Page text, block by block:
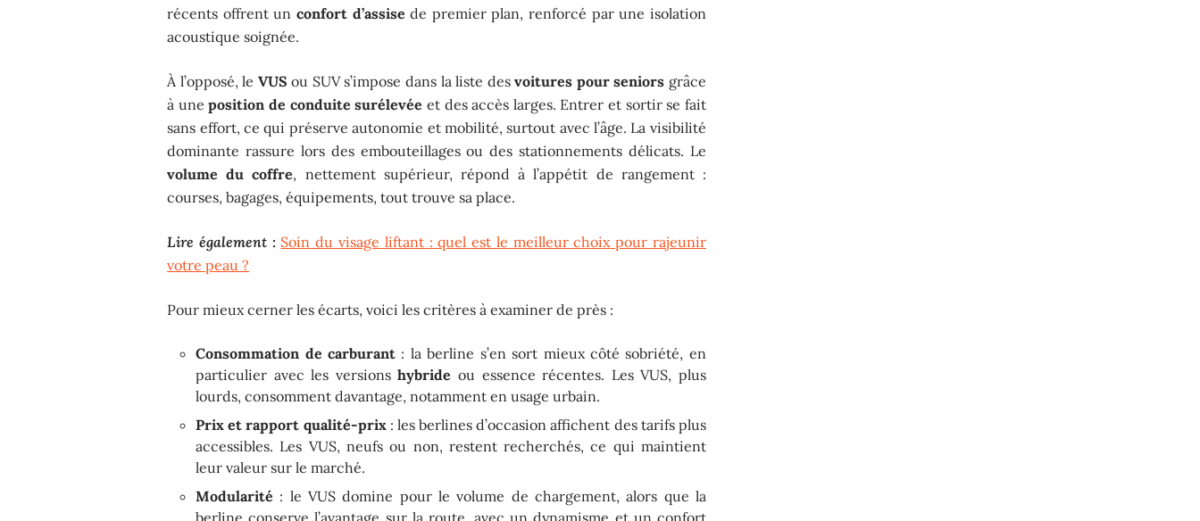
récents offrent un confort d’assise de premier plan, renforcé par une isolation
acoustique soignée.
À l’opposé, le VUS ou SUV s’impose dans la liste desvoitures pour seniors grâce
à uneposition de conduite surélevée et des accès larges. Entrer et sortir se fait
sans effort, ce qui préserve autonomie et mobilité, surtout avec l’âge. La visibilité
dominante rassure lors des embouteillages ou des stationnements délicats. Le
volume du coffre, nettement supérieur, répond à l’appétit de rangement :
courses, bagages, équipements, tout trouve sa place.
Lire également : Soin du visage liftant : quel est le meilleur choix pour rajeunir
votre peau ?
Pour mieux cerner les écarts, voici les critères à examiner de près :
Consommation de carburant : la berline s’en sort mieux côté sobriété, en
particulier avec les versionshybride ou essence récentes. Les VUS, plus
lourds, consomment davantage, notamment en usage urbain.
Prix et rapport qualité-prix : les berlines d’occasion affichent des tarifs plus
accessibles. Les VUS, neufs ou non, restent recherchés, ce qui maintient
leur valeur sur le marché.
Modularité : le VUS domine pour le volume de chargement, alors que la
berline conserve l’avantage sur la route, avec un dynamisme et un confort